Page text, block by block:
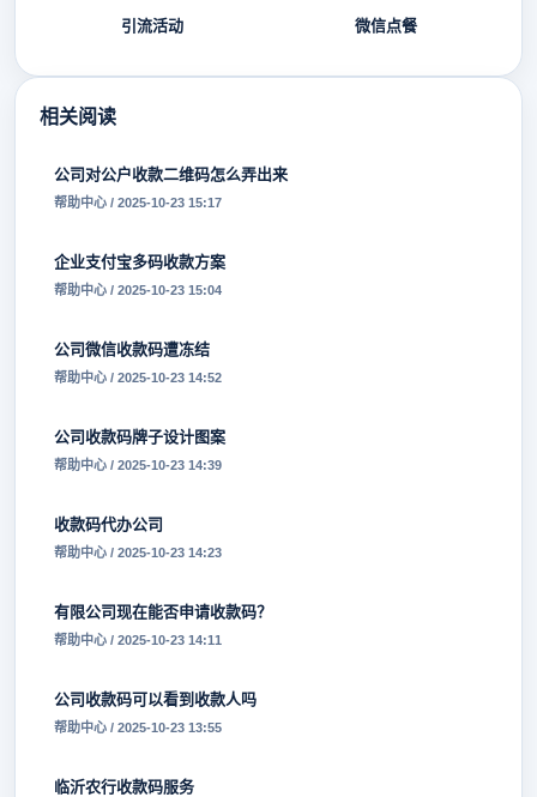
引流活动 微信点餐
相关阅读
公司对公户收款二维码怎么弄出来
帮助中心 / 2025-10-23 15:17
企业支付宝多码收款方案
帮助中心 / 2025-10-23 15:04
公司微信收款码遭冻结
帮助中心 / 2025-10-23 14:52
公司收款码牌子设计图案
帮助中心 / 2025-10-23 14:39
收款码代办公司
帮助中心 / 2025-10-23 14:23
有限公司现在能否申请收款码？
帮助中心 / 2025-10-23 14:11
公司收款码可以看到收款人吗
帮助中心 / 2025-10-23 13:55
临沂农行收款码服务